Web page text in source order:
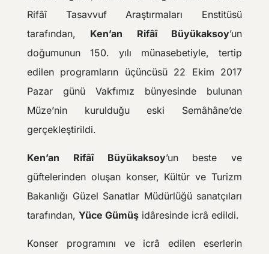
Rifâî Tasavvuf Araştırmaları Enstitüsü
tarafından, Ken’an Rifâî Büyükaksoy’un
doğumunun 150. yılı münasebetiyle, tertip
edilen programların üçüncüsü 22 Ekim 2017
Pazar günü Vakfımız bünyesinde bulunan
Müze’nin kurulduğu eski Semâhâne’de
gerçekleştirildi.
Ken’an Rifâî Büyükaksoy’un beste ve
güftelerinden oluşan konser, Kültür ve Turizm
Bakanlığı Güzel Sanatlar Müdürlüğü sanatçıları
tarafından, Yüce Gümüş idâresinde icrâ edildi.
Konser programını ve icrâ edilen eserlerin